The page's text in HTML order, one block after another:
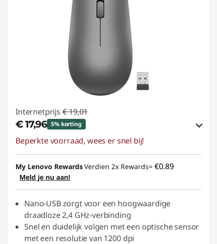
Internetprijs € 19,01
€ 17,96 5% korting
eCoupon-besparingen :-€ 1,05
eCoupon gebruiken :ACC‑SAVE
Beperkte voorraad, wees er snel bij!
My Lenovo RewardsVerdien 2x Rewards= €0.89
Meld je nu aan!
Nano-USB zorgt voor een hoogwaardige
draadloze 2,4 GHz-verbinding
Snel en duidelijk volgen met een optische sensor
met een resolutie van 1200 dpi